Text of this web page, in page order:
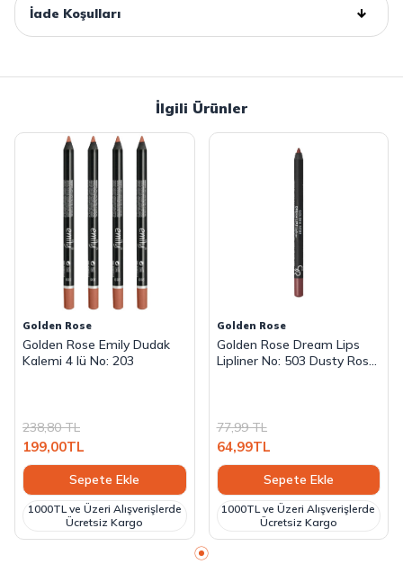
İade Koşulları
İlgili Ürünler
Golden Rose
Golden Rose Emily Dudak
Kalemi 4 lü No: 203
238,80TL
199,00TL
Sepete Ekle
1000TL ve Üzeri Alışverişlerde
Ücretsiz Kargo
Golden Rose
Golden Rose Dream Lips
Lipliner No: 503 Dusty Rose
77,99TL
64,99TL
Sepete Ekle
1000TL ve Üzeri Alışverişlerde
Ücretsiz Kargo